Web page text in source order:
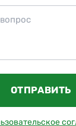
ОТПРАВИТЬ